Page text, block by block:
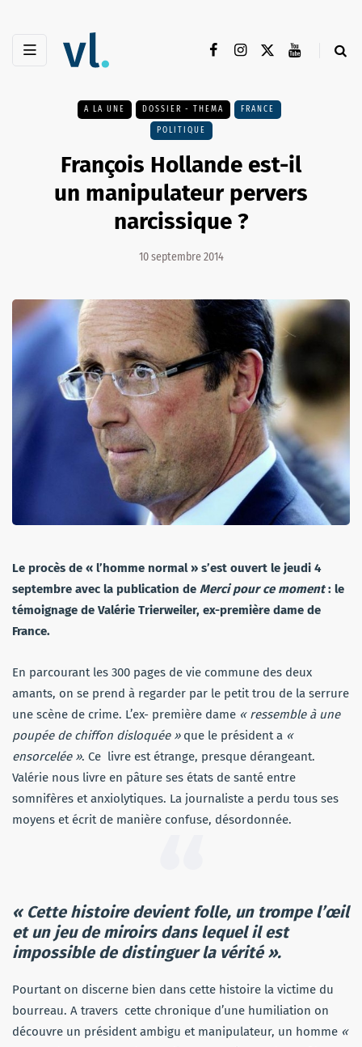
A LA UNE DOSSIER - THEMA FRANCE
POLITIQUE
François Hollande est-il
un manipulateur pervers
narcissique ?
10 septembre 2014
Le procès de « l’homme normal » s’est ouvert le jeudi 4
septembre avec la publication de Merci pour ce moment: le
témoignage de Valérie Trierweiler, ex-première dame de
France.
En parcourant les 300 pages de vie commune des deux
amants, on se prend à regarder par le petit trou de la serrure
une scène de crime. L’ex- première dame « ressemble à une
poupée de chiffon disloquée »que le président a «
ensorcelée ». Ce livre est étrange, presque dérangeant.
Valérie nous livre en pâture ses états de santé entre
somnifères et anxiolytiques. La journaliste a perdu tous ses
moyens et écrit de manière confuse, désordonnée.
« Cette histoire devient folle, un trompe l’œil
et un jeu de miroirs dans lequel il est
impossible de distinguer la vérité ».
Pourtant on discerne bien dans cette histoire la victime du
bourreau. A travers cette chronique d’une humiliation on
découvre un président ambigu et manipulateur, un homme «